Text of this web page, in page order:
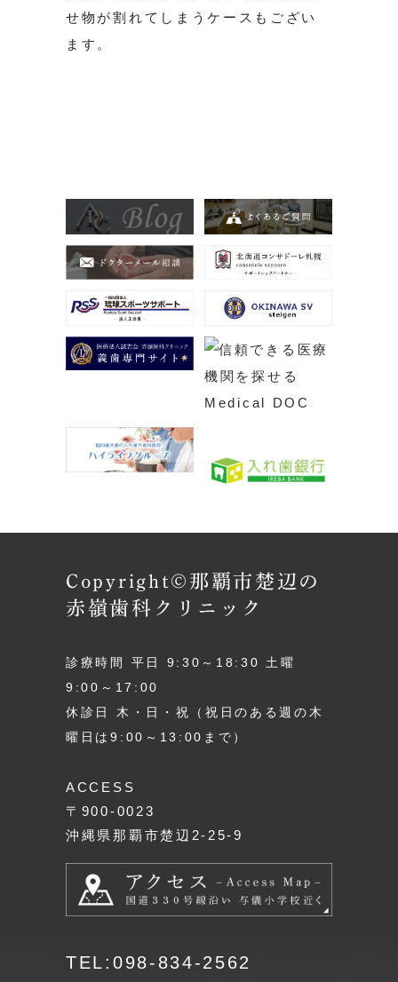
せ物が割れてしまうケースもござい
ます。
Copyright©那覇市楚辺の
赤嶺歯科クリニック
診療時間 平日 9:30～18:30 土曜
9:00～17:00
休診日 木・日・祝（祝日のある週の木
曜日は9:00～13:00まで）
ACCESS
〒900-0023
沖縄県那覇市楚辺2-25-9
TEL:098-834-2562